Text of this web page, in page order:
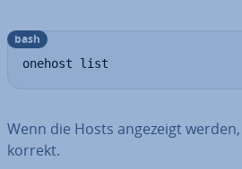
onehost list
bash
Wenn die Hosts angezeigt
korrekt.